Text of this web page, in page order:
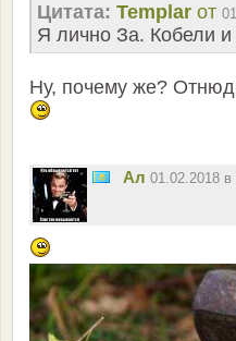
Цитата: Templar от
Я лично За. Кобели
Ну, почему же?
Ал 01.02.2018